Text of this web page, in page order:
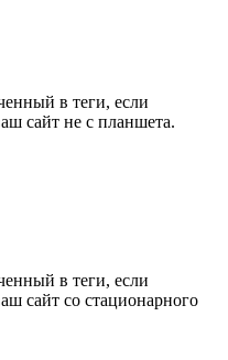
в теги, если
сайт не с планшета.
в теги, если
сайт со стационарного